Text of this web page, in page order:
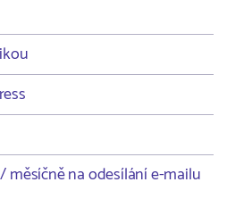
měsíčně na odesílání e-mailu